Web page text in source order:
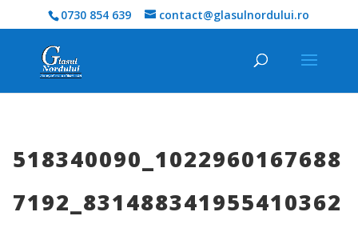
0730 854 639 contact@glasulnordului.ro
518340090_1022960167688
7192_831488341955410362